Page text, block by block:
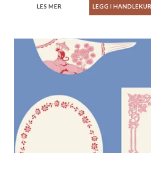
LES MER